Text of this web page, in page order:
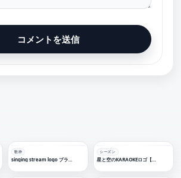
歌枠
singing stream logo ブラシ【歌枠素材・フリー素材・サムネ素材】
シーズン
星と空のKARAOKEロゴ【フリー素材・サムネ素材】